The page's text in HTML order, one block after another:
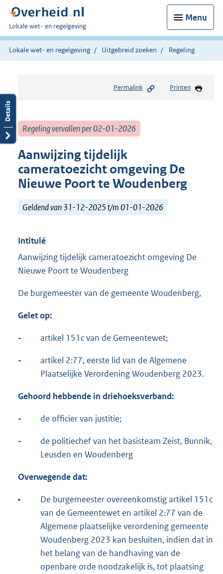
Menu
U
bent
hier:
Lokale wet- en regelgeving
Lokale wet- en regelgeving Uitgebreid zoeken Regeling
Permalink Printen
Regeling vervallen per 02-01-2026
Aanwijzing tijdelijk
cameratoezicht omgeving De
Nieuwe Poort te Woudenberg
Geldend van 31-12-2025 t/m 01-01-2026
Intitulé
Aanwijzing tijdelijk cameratoezicht omgeving De
Nieuwe Poort te Woudenberg
De burgemeester van de gemeente Woudenberg,
Gelet op:
- artikel 151c van de Gemeentewet;
-
artikel 2:77, eerste lid van de Algemene
Plaatselijke Verordening Woudenberg 2023.
Gehoord hebbende in driehoeksverband:
- de officier van justitie;
-
de politiechef van het basisteam Zeist, Bunnik,
Leusden en Woudenberg
Overwegende dat:
•
De burgemeester overeenkomstig artikel 151c
van de Gemeentewet en artikel 2:77 van de
Algemene plaatselijke verordening gemeente
Woudenberg 2023 kan besluiten, indien dat in
het belang van de handhaving van de
openbare orde noodzakelijk is, tot plaatsing